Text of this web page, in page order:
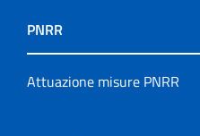
PNRR
Attuazione misure PNRR